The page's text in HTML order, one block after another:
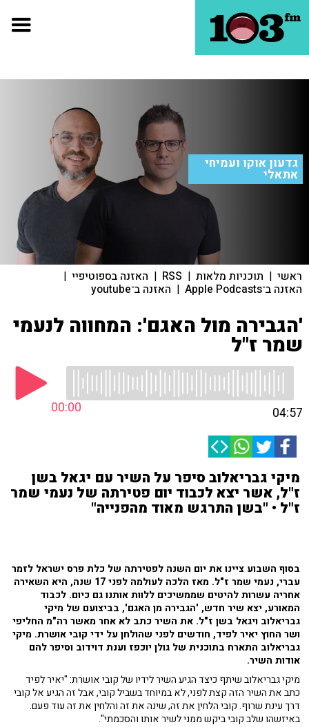
גדעון אוקו ועמיחי
אתאלי
ראשי | תוכניות מלאות |
RSS
| האזנה בספוטיפיי |
האזנה ב־Apple Podcasts | האזנה ב־youtube
'הגבירה מול האגם': המחווה לנעמי
שמר ז"ל
00:00 04:57
מיקי גבריאלוב סיפר על השיר עם יגאל בשן
ז"ל, אשר יצא לכבוד יום פטירתה של נעמי שמר
ז"ל • "בשן התרגש מאוד מהפנייה"
בסוף השבוע ציינו את יום השנה לפטירתה של כלת פרס ישראל לזמר
עברי, נעמי שמר ז"ל. מאז הלכה לעולמה לפני 17 שנה, היא השאירה
אחריה עשרות להיטים שממשיכים ללוות אותנו גם כיום. לכבוד
המאורע, יצא שיר חדש, 'הגבירה מן האגם', בביצועם של מיקי
גבריאלוב ויגאל בשן ז"ל. את השיר כתב לא אחר מאשר רה"מ החליפי
ושר החוץ יאיר לפיד, חודשים לפני שהולחן על ידי קובי אושרת. מיקי
גבריאלוב התארח בתוכנית של גולן יוכפז וענת דוידוב וסיפר להם
אודות השיר.
מיקי גבריאלוב שיתף כיצד הגיע השיר לידיו של קובי אושרת: "יאיר לפיד
כתב את השיר הזה קצת לפני, לא במיוחד בשביל קובי, אבל זה הגיע אל קובי
דרך עינת שרוף. קובי הלחין את זה, שינה את זה והלחין את זה עוד פעם.
באיזשהו שלב קובי ביקש ממני לשיר אותו והסכמתי".